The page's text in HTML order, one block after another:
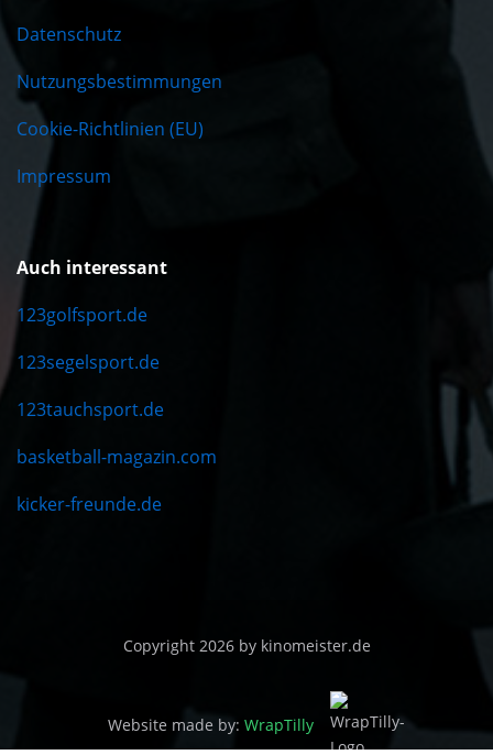
Datenschutz
Nutzungsbestimmungen
Cookie-Richtlinien (EU)
Impressum
Auch interessant
123golfsport.de
123segelsport.de
123tauchsport.de
basketball-magazin.com
kicker-freunde.de
Copyright 2026 by kinomeister.de
Website made by: WrapTilly